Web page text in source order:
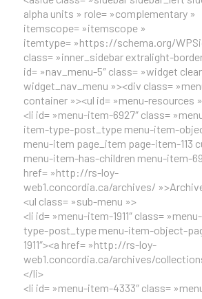
alpha units » role= »complementary »
itemscope= »itemscope »
itemtype= »https://schema.org/
class= »inner_sidebar extralight-
id= »nav_menu-5″ class= »widget
widget_nav_menu »><div class=
container »><ul id= »menu-resources
<li id= »menu-item-6927″ class=
item-type-post_type menu-item-
menu-item page_item page-item-113
menu-item-has-children menu-item-
href= »http://rs-loy-
web1.concordia.ca/archives/
<ul class= »sub-menu »>
<li id= »menu-item-1911″ class=
type-post_type menu-item-object-
1911″><a href= »http://rs-loy-
web1.concordia.ca/archives/
</li>
<li id= »menu-item-4333″ class=